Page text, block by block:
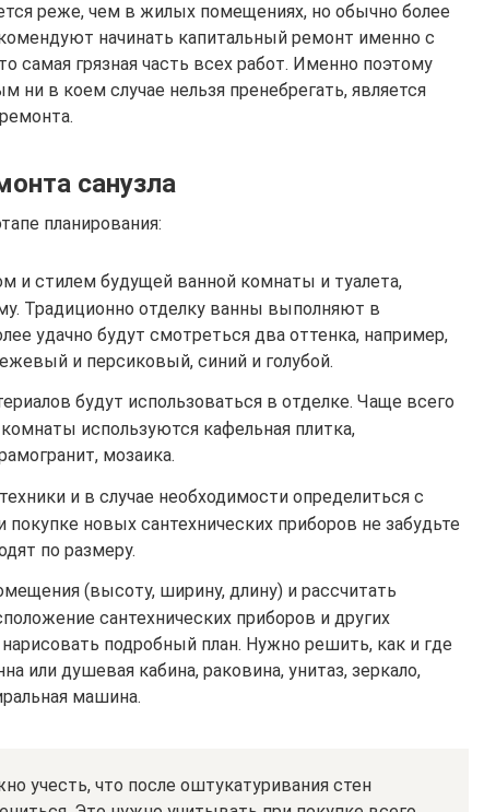
реже, чем в жилых помещениях, но обычно более
начинать капитальный ремонт именно с
самая грязная часть всех работ. Именно поэтому
в коем случае нельзя пренебрегать, является
санузла
планирования:
и стилем будущей ванной комнаты и туалета,
Традиционно отделку ванны выполняют в
удачно будут смотреться два оттенка, например,
и персиковый, синий и голубой.
будут использоваться в отделке. Чаще всего
используются кафельная плитка,
мозаика.
и в случае необходимости определиться с
новых сантехнических приборов не забудьте
по размеру.
(высоту, ширину, длину) и рассчитать
сантехнических приборов и других
подробный план. Нужно решить, как и где
или душевая кабина, раковина, унитаз, зеркало,
машина.
учесть, что после оштукатуривания стен